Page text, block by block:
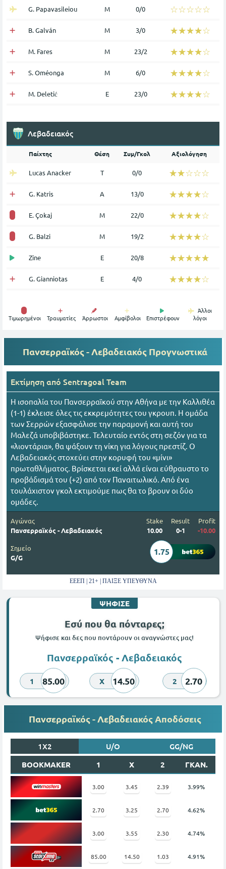
G. Papavasileiou Μ 0/0 ☆☆☆☆☆
★★★★★
B. Galván Μ 3/0 ☆☆☆☆☆
★★★★★
M. Fares Μ 23/2 ☆☆☆☆☆
★★★★★
S. Oméonga Μ 6/0 ☆☆☆☆☆
★★★★★
M. Deletić Ε 23/0 ☆☆☆☆☆
★★★★★
Λεβαδειακός
Παίχτης Θέση Συμ/Γκολ Αξιολόγηση
Lucas Anacker Τ 0/0 ☆☆☆☆☆
★★★★★
G. Katris Α 13/0 ☆☆☆☆☆
★★★★★
E. Çokaj Μ 22/0 ☆☆☆☆☆
★★★★★
G. Balzi Μ 19/2 ☆☆☆☆☆
★★★★★
Zine Ε 20/8 ☆☆☆☆☆
★★★★★
G. Gianniotas Ε 4/0 ☆☆☆☆☆
★★★★★
Tιμωρημένοι Τραυματίες Άρρωστοι Αμφίβολοι Επιστρέφουν
Άλλοι
λόγοι
Πανσερραϊκός - Λεβαδειακός Προγνωστικά
Εκτίμηση από Sentragoal Team
Η ισοπαλία του Πανσερραϊκού στην Αθήνα με την Καλλιθέα
(1-1) έκλεισε όλες τις εκκρεμότητες του γκρουπ. Η ομάδα
των Σερρών εξασφάλισε την παραμονή και αυτή του
Μαλεζά υποβιβάστηκε. Τελευταίο εντός στη σεζόν για τα
«λιοντάρια», θα ψάξουν τη νίκη για λόγους πρεστίζ. Ο
Λεβαδειακός στοχεύει στην κορυφή του «μίνι»
πρωταθλήματος. Βρίσκεται εκεί αλλά είναι εύθραυστο το
προβάδισμά του (+2) από τον Παναιτωλικό. Από ένα
τουλάχιστον γκολ εκτιμούμε πως θα το βρουν οι δύο
ομάδες.
Αγώνας
Πανσερραϊκός - Λεβαδειακός
Stake
10.00
Result
0-1
Profit
-10.00
Σημείο
G/G
1.75
ΕΕΕΠ | 21+ | ΠΑΙΞΕ ΥΠΕΥΘΥΝΑ
ΨΗΦΙΣΕ
Εσύ που θα πόνταρες;
Ψήφισε και δες που ποντάρουν οι αναγνώστες μας!
Πανσερραϊκός - Λεβαδειακός
1 85.00 X 14.50 2 2.70
Πανσερραϊκός - Λεβαδειακός Αποδόσεις
1X2 U/O
GG/NG
BOOKMAKER
1 X 2 ΓΚΑΝ.
3.00 3.45 2.39 3.99%
2.70 3.25 2.70 4.62%
3.00 3.55 2.30 4.74%
85.00 14.50 1.03 4.91%